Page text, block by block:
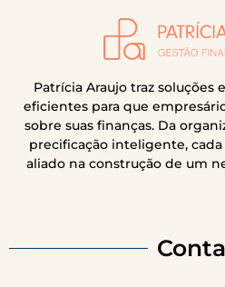
Patrícia Araujo traz soluções
eficientes para que
sobre suas finanças. Da
precificação inteligente,
aliado na construção de um